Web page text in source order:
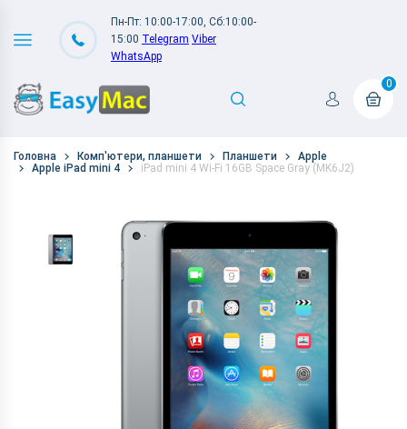
Пн-Пт: 10:00-17:00, Сб:10:00-
15:00 Telegram Viber
WhatsApp
0
Головна Комп'ютери, планшети Планшети
Apple
Apple iPad mini 4
iPad mini 4 Wi-Fi 16GB Space Gray (MK6J2)